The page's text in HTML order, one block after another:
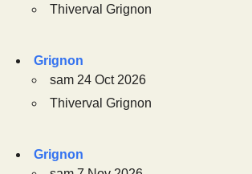
Thiverval Grignon
Grignon
sam 24 Oct 2026
Thiverval Grignon
Grignon